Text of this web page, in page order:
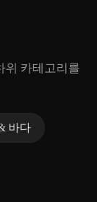
위 카테고리를
바다